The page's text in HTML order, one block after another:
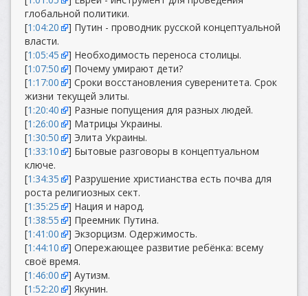
глобальной политики.
[1:04:20
] Путин - проводник русской концептуальной
власти.
[1:05:45
] Необходимость переноса столицы.
[1:07:50
] Почему умирают дети?
[1:17:00
] Сроки восстановления суверенитета. Срок
жизни текущей элиты.
[1:20:40
] Разные попущения для разных людей.
[1:26:00
] Матрицы Украины.
[1:30:50
] Элита Украины.
[1:33:10
] Бытовые разговоры в концептуальном
ключе.
[1:34:35
] Разрушение христианства есть почва для
роста религиозных сект.
[1:35:25
] Нация и народ.
[1:38:55
] Преемник Путина.
[1:41:00
] Экзорцизм. Одержимость.
[1:44:10
] Опережающее развитие ребёнка: всему
своё время.
[1:46:00
] Аутизм.
[1:52:20 ] Якунин.